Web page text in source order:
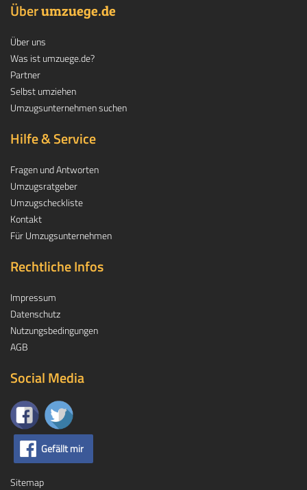
Überumzuege.de
Über uns
Was ist umzuege.de?
Partner
Selbst umziehen
Umzugsunternehmen suchen
Hilfe & Service
Fragen und Antworten
Umzugsratgeber
Umzugscheckliste
Kontakt
Für Umzugsunternehmen
Rechtliche Infos
Impressum
Datenschutz
Nutzungsbedingungen
AGB
Social Media
Gefällt mir
Sitemap